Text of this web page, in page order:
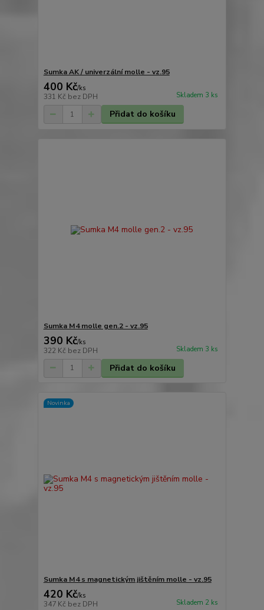
Sumka AK / univerzální molle - vz.95
400 Kč/ks
331 Kč bez DPH Skladem 3 ks
Přidat do košíku
Sumka M4 molle gen.2 - vz.95
390 Kč/ks
322 Kč bez DPH Skladem 3 ks
Přidat do košíku
Novinka
Sumka M4 s magnetickým jištěním molle - vz.95
420 Kč/ks
347 Kč bez DPH Skladem 2 ks